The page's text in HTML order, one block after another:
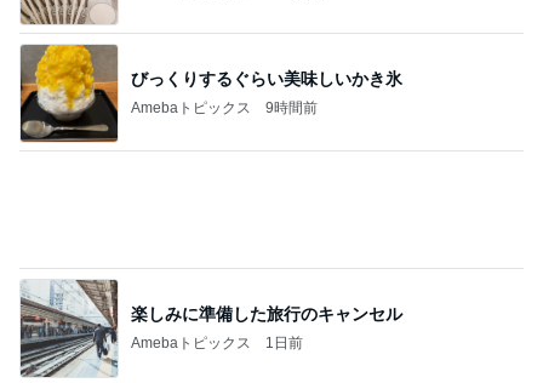
楽しみに準備した旅行のキャンセル
Amebaトピックス 1日前